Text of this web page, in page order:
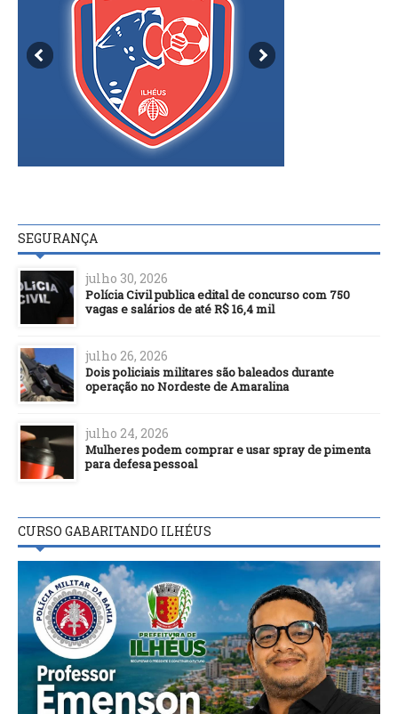
SEGURANÇA
julho 30, 2026
Polícia Civil publica edital de concurso com 750
vagas e salários de até R$ 16,4 mil
julho 26, 2026
Dois policiais militares são baleados durante
operação no Nordeste de Amaralina
julho 24, 2026
Mulheres podem comprar e usar spray de pimenta
para defesa pessoal
CURSO GABARITANDO ILHÉUS